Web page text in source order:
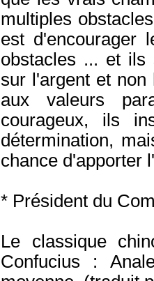
multiples
est d'encourager
obstacles ... et ils
sur l'argent et
aux valeurs
courageux, ils
détermination,
chance d'apporter
* Président du
Le classique
Confucius :